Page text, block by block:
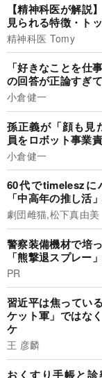
【精神科医が解説
見られる特徴・ト
精神科医 Tomy
「好きなことを仕
の回答が正論すぎ
小倉健一
孫正義が「顔も見
員をロボット事業
小倉健一
60代でtimelesz
「中高年の推し活
劇団雌猫,松下真由美
警察装備機材で培
「熊撃退スプレー
PR
習近平は焦ってい
ケット軍」ではな
ケ
王 彦麟
おくすり手帳と